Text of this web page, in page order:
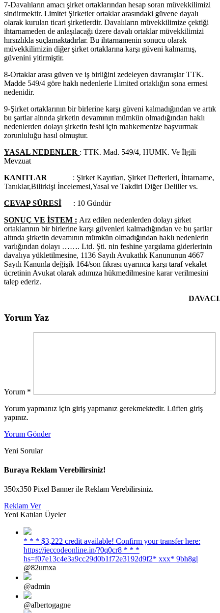
7-Davalıların amacı şirket ortaklarından hesap soran müvekkilimizi
sindirmektir. Limitet Şirketler ortaklar arasındaki güvene dayalı
olarak kurulan ticari şirketlerdir. Davalıların müvekkilimize çektiği
ihtarnameden de anlaşılacağı üzere davalı ortaklar müvekkilimizi
hırsızlıkla suçlamaktadırlar. Bu ihtarnamenin sonucu olarak
müvekkilimizin diğer şirket ortaklarına karşı güveni kalmamış,
güvenini yitirmiştir.
8-Ortaklar arası güven ve iş birliğini zedeleyen davranışlar TTK.
Madde 549/4 göre haklı nedenlerle Limited ortaklığın sona ermesi
nedenidir.
9-Şirket ortaklarının bir birlerine karşı güveni kalmadığından ve artık
bu şartlar altında şirketin devamının mümkün olmadığından haklı
nedenlerden dolayı şirketin feshi için mahkemenize başvurmak
zorunluluğu hasıl olmuştur.
YASAL NEDENLER : TTK. Mad. 549/4, HUMK. Ve İlgili
Mevzuat
KANITLAR : Şirket Kayıtları, Şirket Defterleri, İhtarname,
Tanıklar,Bilirkişi İncelemesi,Yasal ve Takdiri Diğer Deliller vs.
CEVAP SÜRESİ : 10 Gündür
SONUÇ VE İSTEM : Arz edilen nedenlerden dolayı şirket
ortaklarının bir birlerine karşı güvenleri kalmadığından ve bu şartlar
altında şirketin devamının mümkün olmadığından haklı nedenlerin
varlığından dolayı ……. Ltd. Şti. nin feshine yargılama giderlerinin
davalıya yükletilmesine, 1136 Sayılı Avukatlık Kanununun 4667
Sayılı Kanunla değişik 164/son fıkrası uyarınca karşı taraf vekalet
ücretinin Avukat olarak adımıza hükmedilmesine karar verilmesini
talep ederiz.
Yorum Yaz
Yorum *
Yorum yapmanız için giriş yapmanız gerekmektedir. Lüften giriş
yapınız.
Yorum Gönder
Yeni Sorular
Buraya Reklam Verebilirsiniz!
350x350 Pixel Banner ile Reklam Verebilirsiniz.
Reklam Ver
Yeni Katılan Üyeler
* * * $3,222 credit available! Confirm your transfer here:
https://ieccodeonline.in/?0q0cr8 * * *
hs=f07e13c4e3a9cc29d0b1f72e3192d9f2* ххх* 9bh8gl
@82umxa
@admin
@albertogagne